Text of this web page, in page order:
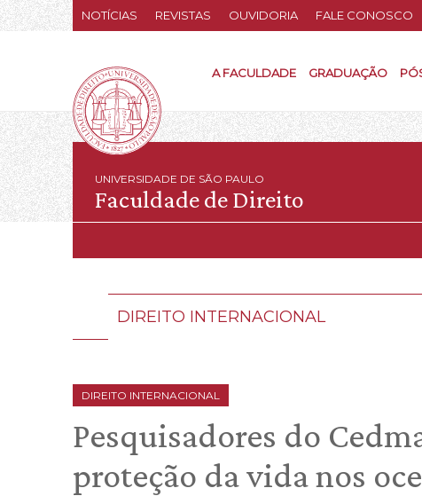
NOTÍCIAS REVISTAS OUVIDORIA FALE CONOSCO
A FACULDADE GRADUAÇÃO
UNIVERSIDADE DE SÃO PAULO
Faculdade de Direito
DIREITO INTERNACIONAL
DIREITO INTERNACIONAL
Pesquisadores do
proteção da vida nos